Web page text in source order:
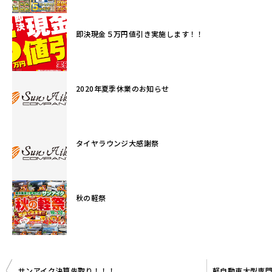
即決現金５万円値引き実施します！！
2020年夏季休業のお知らせ
タイヤラウンジ大感謝祭
秋の軽祭
投